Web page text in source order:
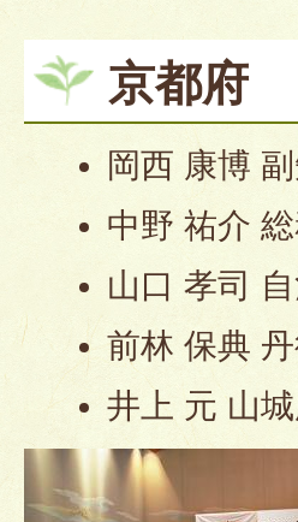
京都府
岡西 康博
中野 祐介
山口 孝司
前林 保典
井上 元 山